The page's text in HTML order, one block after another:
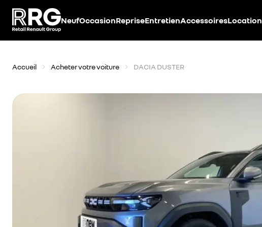
NeufOccasionRepriseEntretienAccessoiresLocation
Accueil Acheter votre voiture DACIA DUSTER